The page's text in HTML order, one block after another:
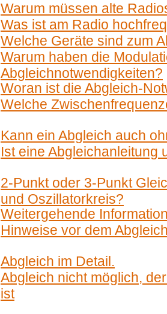
Warum müssen alte
Was ist am Radio
Welche Geräte sind zum
Warum haben die
Abgleichnotwendigkeiten?
Woran ist die Abgleich-
Welche
Kann ein Abgleich auch
Ist eine Abgleichanleitung
2-Punkt oder 3-Punkt
und Oszillatorkreis?
Weitergehende
Hinweise vor dem
Abgleich im Detail.
Abgleich nicht möglich,
ist